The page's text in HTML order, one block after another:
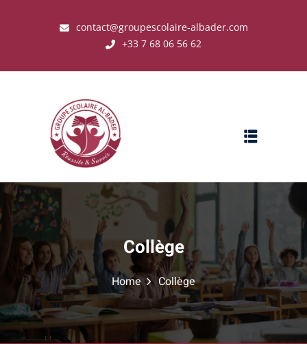
contact@groupescolaire-albader.com
+33 7 68 06 56 62
Collège
Home Collège